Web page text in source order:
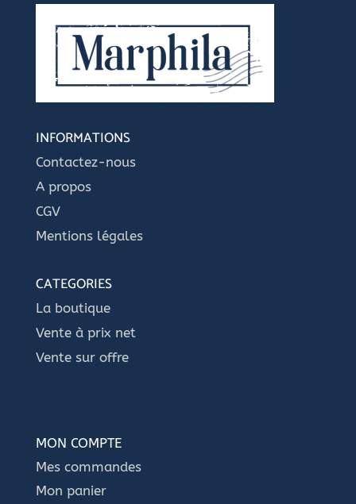
INFORMATIONS
Contactez-nous
A propos
CGV
Mentions légales
CATEGORIES
La boutique
Vente à prix net
Vente sur offre
MON COMPTE
Mes commandes
Mon panier